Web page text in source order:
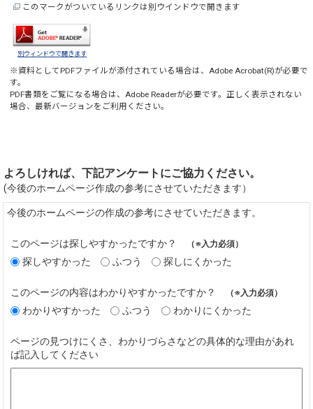
このマークがついているリンクは別ウインドウで開きます
別ウィンドウで開きます
※資料としてPDFファイルが添付されている場合は、 Adobe Acrobat(R)が必要で
す。
PDF書類をご覧になる場合は、 Adobe Readerが必要です。正しく表示されない
場合、最新バージョンをご利用ください。